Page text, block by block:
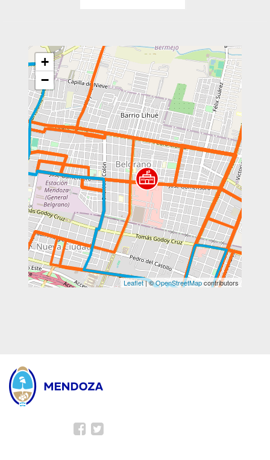
+
−
Leaflet| ©OpenStreetMapcontributors